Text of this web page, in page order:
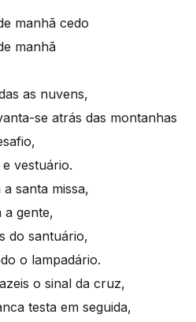
manhã cedo
manhã
as nuvens,
se atrás das montanhas
vestuário.
santa missa,
a gente,
do santuário,
o lampadário.
o sinal da cruz,
testa em seguida,